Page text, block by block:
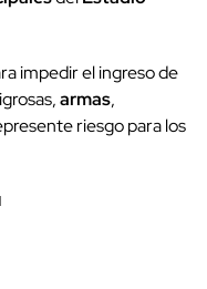
impedir el ingreso de
armas,
riesgo para los